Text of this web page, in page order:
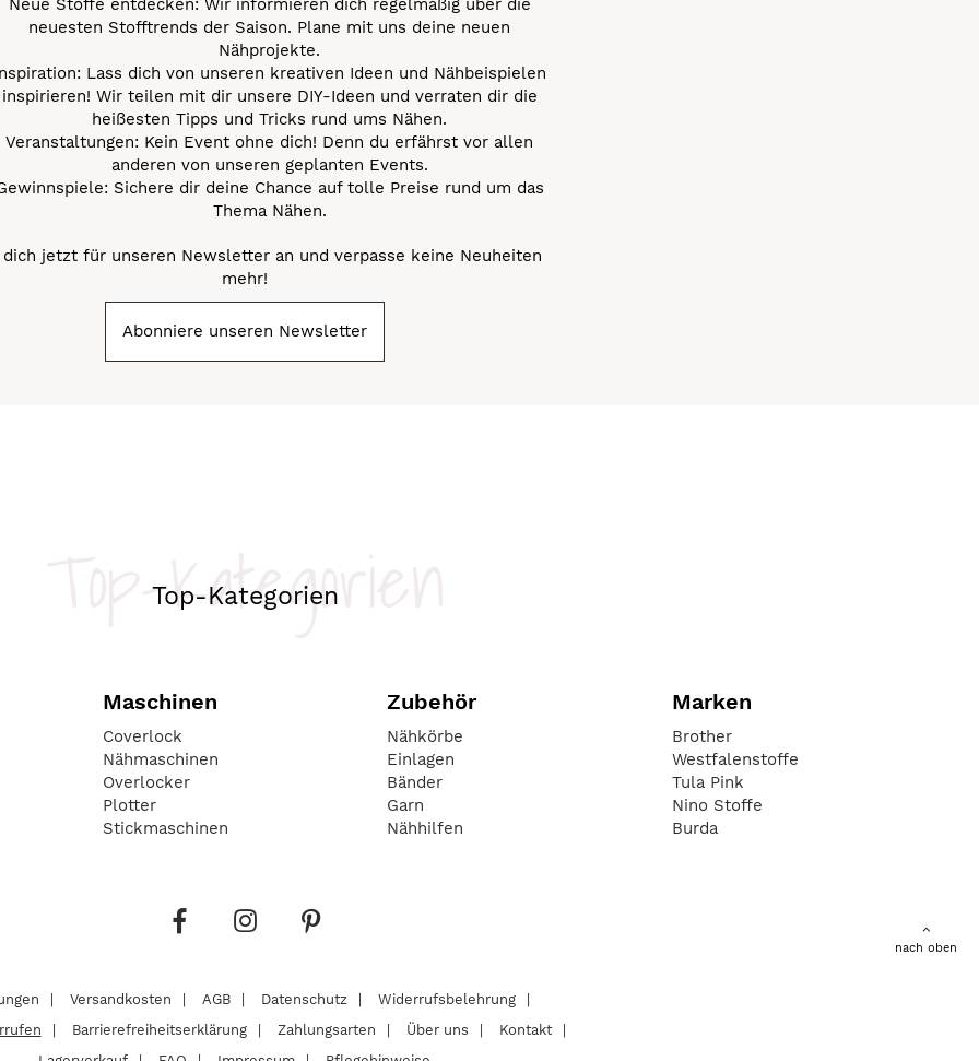
Neue Stoffe entdecken: Wir informieren dich regelmäßig über die
neuesten Stofftrends der Saison. Plane mit uns deine neuen
Nähprojekte.
Lass dich von unseren kreativen Ideen und Nähbeispielen
inspirieren! Wir teilen mit dir unsere DIY-Ideen und verraten dir die
heißesten Tipps und Tricks rund ums Nähen.
Veranstaltungen: Kein Event ohne dich! Denn du erfährst vor allen
anderen von unseren geplanten Events.
Sichere dir deine Chance auf tolle Preise rund um das
Thema Nähen.
dich jetzt für unseren Newsletter an und verpasse keine Neuheiten
mehr!
Abonniere unseren Newsletter
Top-Kategorien
Top-Kategorien
Maschinen
Coverlock
Nähmaschinen
Overlocker
Plotter
Stickmaschinen
Zubehör
Nähkörbe
Einlagen
Bänder
Garn
Nähhilfen
Marken
Brother
Westfalenstoffe
Tula Pink
Nino Stoffe
Burda
nach oben
Versandkosten AGB Datenschutz
Widerrufsbelehrung
Barrierefreiheitserklärung Zahlungsarten Über uns
Kontakt